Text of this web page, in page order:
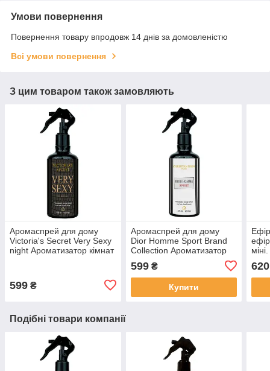
Умови повернення
Повернення товару впродовж 14 днів за домовленістю
Всі умови повернення
З цим товаром також замовляють
Аромаспрей для дому
Victoria's Secret Very Sexy
night Ароматизатор кімнат
599 ₴
Аромаспрей для дому
Dior Homme Sport Brand
Collection Ароматизатор
румспрей для запаха
599₴
Купити
620
Подібні товари компанії